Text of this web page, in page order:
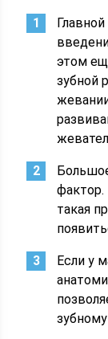
этом
зубной
фактор.
такая
Если у